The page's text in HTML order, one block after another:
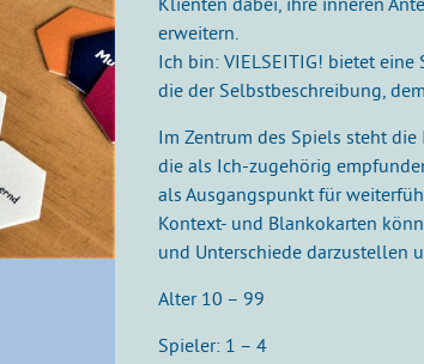
erweitern.
Ich bin: VIELSEITIG! bietet
die der Selbstbeschreibung,
Im Zentrum des Spiels steht
die als Ich-zugehörig
als Ausgangspunkt für
Kontext- und Blankokarten
und Unterschiede darzustellen
Alter 10 – 99
Spieler: 1 – 4